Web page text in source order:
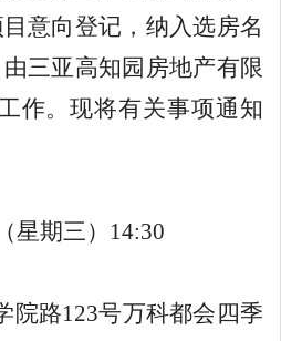
意向登记，纳入选房名
三亚高知园房地产有限
作。现将有关事项通知
（星期三 ） 14:30
院路123号万科都会四季